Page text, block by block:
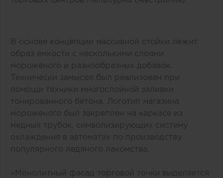
В основе концепции массивной стойки лежит
образ емкости с несколькими слоями
мороженого и разнообразных добавок.
Технически замысел был реализован при
помощи техники многослойной заливки
тонированного бетона. Логотип магазина
мороженого был закреплен на каркасе из
медных трубок, символизирующих систему
охлаждения в автоматах по производству
популярного ледяного лакомства.
«Монолитный фасад торговой точки выделяется